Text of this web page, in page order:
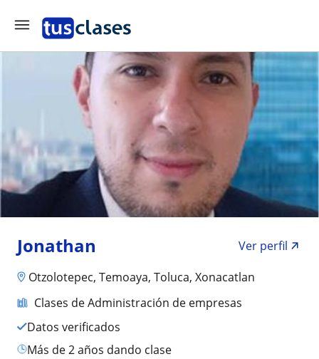
Jonathan
Ver perfil
Otzolotepec, Temoaya, Toluca, Xonacatlan
Clases de Administración de empresas
Datos verificados
más de 2 años dando clase